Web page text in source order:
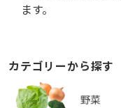
ます。
カテゴリーから探す